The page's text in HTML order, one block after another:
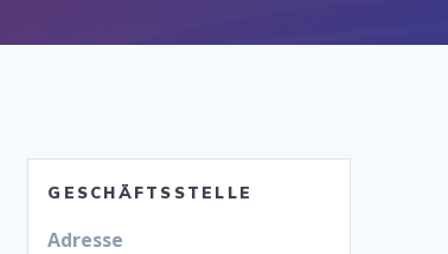
GESCHÄFTSSTELLE
Adresse